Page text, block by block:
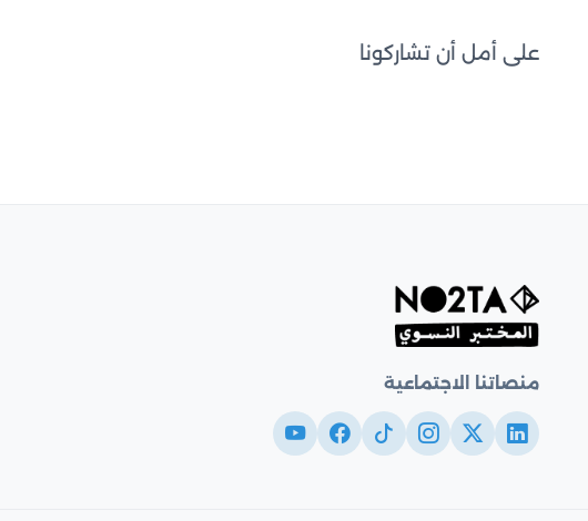
على أمل أن تشاركونا
منصاتنا الاجتماعية